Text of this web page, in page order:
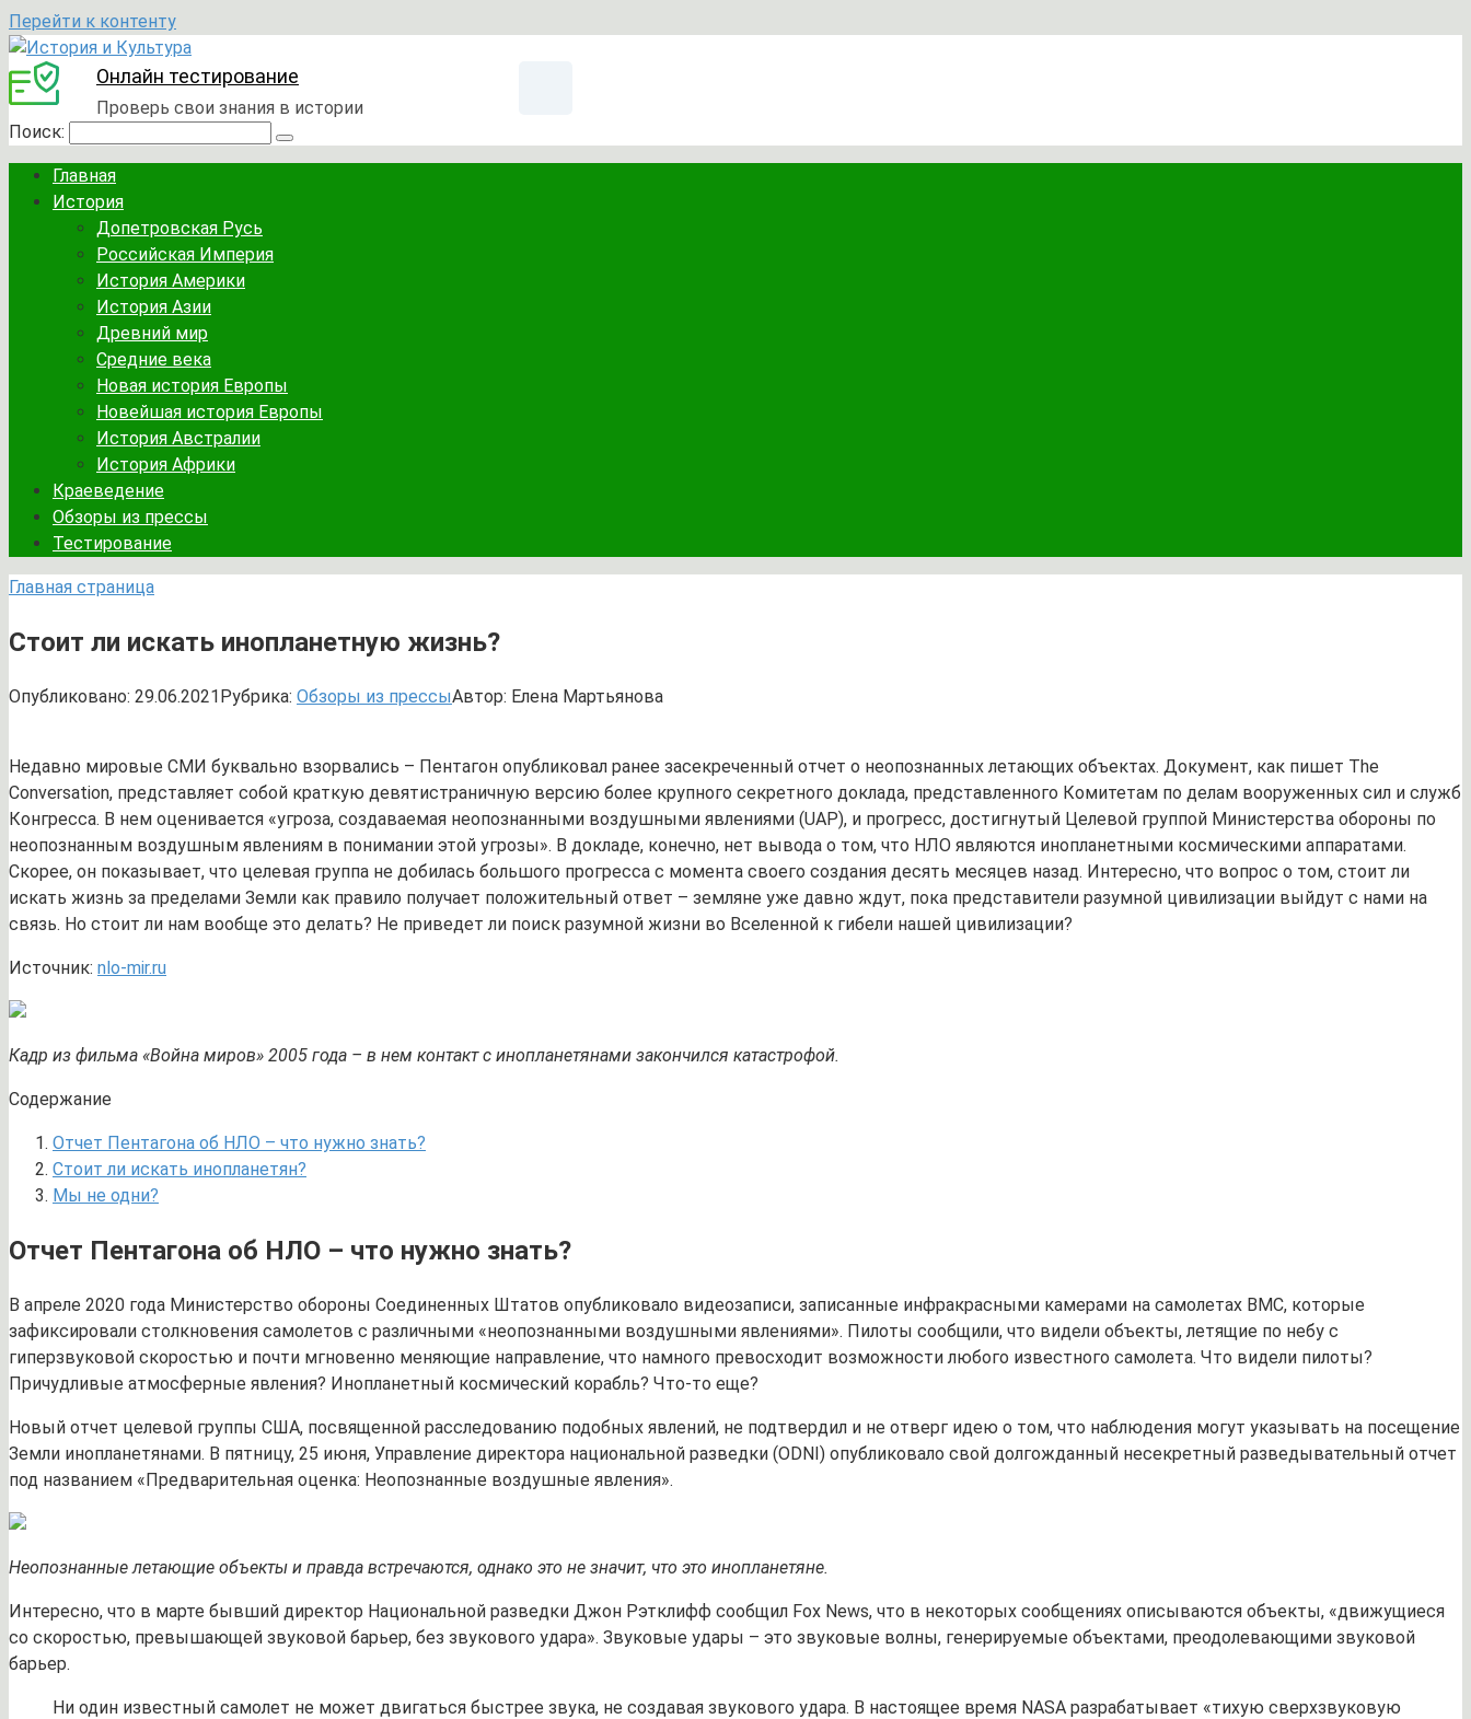
Перейти к контенту
Онлайн тестирование
Проверь свои знания в истории
Поиск:
Главная
История
Допетровская Русь
Российская Империя
История Америки
История Азии
Древний мир
Средние века
Новая история Европы
Новейшая история Европы
История Австралии
История Африки
Краеведение
Обзоры из прессы
Тестирование
Главная страница
Стоит ли искать инопланетную жизнь?
Опубликовано: 29.06.2021Рубрика: Обзоры из прессыАвтор: Елена Мартьянова
Недавно мировые СМИ буквально взорвались – Пентагон опубликовал ранее засекреченный отчет о неопознанных летающих объектах. Документ, как пишет The
Conversation, представляет собой краткую девятистраничную версию более крупного секретного доклада, представленного Комитетам по делам вооруженных сил и служб
Конгресса. В нем оценивается «угроза, создаваемая неопознанными воздушными явлениями (UAP), и прогресс, достигнутый Целевой группой Министерства обороны по
неопознанным воздушным явлениям в понимании этой угрозы». В докладе, конечно, нет вывода о том, что НЛО являются инопланетными космическими аппаратами.
Скорее, он показывает, что целевая группа не добилась большого прогресса с момента своего создания десять месяцев назад. Интересно, что вопрос о том, стоит ли
искать жизнь за пределами Земли как правило получает положительный ответ – земляне уже давно ждут, пока представители разумной цивилизации выйдут с нами на
связь. Но стоит ли нам вообще это делать? Не приведет ли поиск разумной жизни во Вселенной к гибели нашей цивилизации?
Источник: nlo-mir.ru
Кадр из фильма «Война миров» 2005 года – в нем контакт с инопланетянами закончился катастрофой.
Содержание
Отчет Пентагона об НЛО – что нужно знать?
Стоит ли искать инопланетян?
Мы не одни?
Отчет Пентагона об НЛО – что нужно знать?
В апреле 2020 года Министерство обороны Соединенных Штатов опубликовало видеозаписи, записанные инфракрасными камерами на самолетах ВМС, которые
зафиксировали столкновения самолетов с различными «неопознанными воздушными явлениями». Пилоты сообщили, что видели объекты, летящие по небу с
гиперзвуковой скоростью и почти мгновенно меняющие направление, что намного превосходит возможности любого известного самолета. Что видели пилоты?
Причудливые атмосферные явления? Инопланетный космический корабль? Что-то еще?
Новый отчет целевой группы США, посвященной расследованию подобных явлений, не подтвердил и не отверг идею о том, что наблюдения могут указывать на посещение
Земли инопланетянами. В пятницу, 25 июня, Управление директора национальной разведки (ODNI) опубликовало свой долгожданный несекретный разведывательный отчет
под названием «Предварительная оценка: Неопознанные воздушные явления».
Неопознанные летающие объекты и правда встречаются, однако это не значит, что это инопланетяне.
Интересно, что в марте бывший директор Национальной разведки Джон Рэтклифф сообщил Fox News, что в некоторых сообщениях описываются объекты, «движущиеся
со скоростью, превышающей звуковой барьер, без звукового удара». Звуковые удары – это звуковые волны, генерируемые объектами, преодолевающими звуковой
барьер.
Ни один известный самолет не может двигаться быстрее звука, не создавая звукового удара. В настоящее время NASA разрабатывает «тихую сверхзвуковую